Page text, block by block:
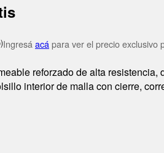
Ingresá acápara ver el precio exclusivo
reforzado de alta
interior de malla con cierre,